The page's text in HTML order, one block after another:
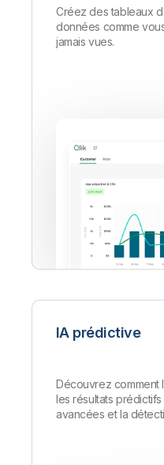
Créez des tableaux
données comme
jamais vues.
IA prédictive
Découvrez comment
les résultats
avancées et la